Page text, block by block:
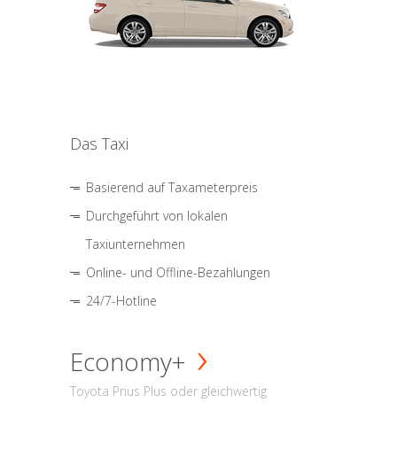
Das Taxi
Basierend auf Taxameterpreis
Durchgeführt von lokalen
Taxiunternehmen
Online- und Offline-Bezahlungen
24/7-Hotline
Economy+
Toyota Prius Plus oder gleichwertig